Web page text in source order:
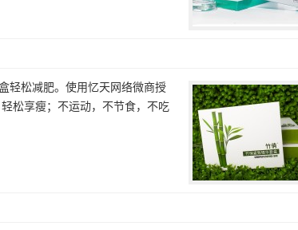
轻松减肥。使用忆天网络微商授
松享瘦；不运动，不节食，不吃